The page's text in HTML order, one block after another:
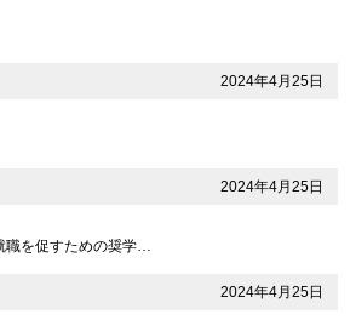
2024年4月25日
2024年4月25日
職を促すための奨学…
2024年4月25日